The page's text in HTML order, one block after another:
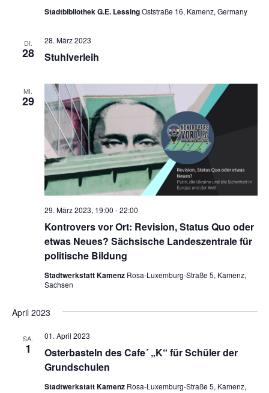
Stadtbibliothek G.E. LessingOststraße 16, Kamenz, Germany
DI.
28 Stuhlverleih
28. März 2023
MI.
29
Kontrovers vor Ort: Revision, Status Quo oder
etwas Neues? Sächsische Landeszentrale für
politische Bildung
29. März 2023, 19:00 -22:00
Stadtwerkstatt Kamenz Rosa-Luxemburg-Straße 5, Kamenz,
Sachsen
April 2023
SA.
1
Osterbasteln des Cafe´ „K“ für Schüler der
Grundschulen
01. April 2023
Stadtwerkstatt Kamenz Rosa-Luxemburg-Straße 5, Kamenz,